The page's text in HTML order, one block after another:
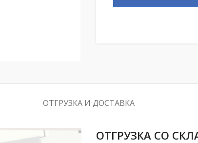
ОТГРУЗКА И ДОСТАВКА
ОТГРУЗКА СО